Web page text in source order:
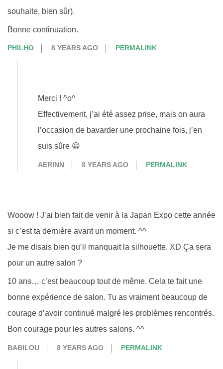
souhaite, bien sûr).
Bonne continuation.
PHILHO 8 YEARS AGO PERMALINK
Merci ! ^o^
Effectivement, j’ai été assez prise, mais on aura
l’occasion de bavarder une prochaine fois, j’en
suis sûre 😀
AERINN 8 YEARS AGO PERMALINK
Wooow ! J’ai bien fait de venir à la Japan Expo cette année
si c’est ta dernière avant un moment. ^^
Je me disais bien qu’il manquait la silhouette. XD Ça sera
pour un autre salon ?
10 ans… c’est beaucoup tout de même. Cela te fait une
bonne expérience de salon. Tu as vraiment beaucoup de
courage d’avoir continué malgré les problèmes rencontrés.
Bon courage pour les autres salons. ^^
BABILOU 8 YEARS AGO PERMALINK